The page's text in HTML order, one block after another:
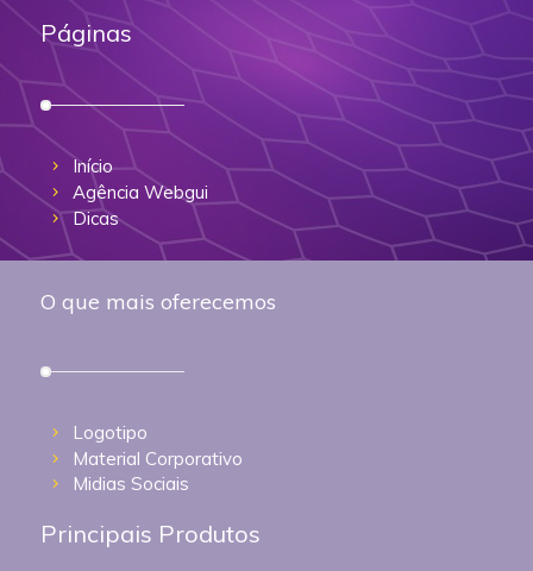
Páginas
Início
Agência Webgui
Dicas
O que mais oferecemos
Logotipo
Material Corporativo
Midias Sociais
Principais Produtos